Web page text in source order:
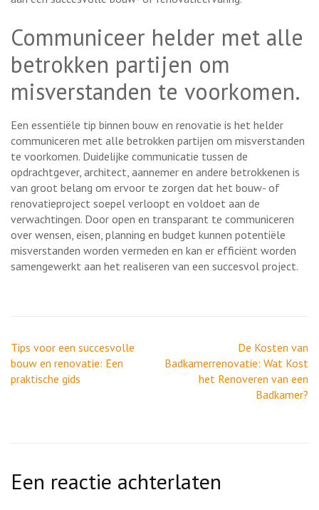
Communiceer helder met alle
betrokken partijen om
misverstanden te voorkomen.
Een essentiële tip binnen bouw en renovatie is het helder
communiceren met alle betrokken partijen om misverstanden
te voorkomen. Duidelijke communicatie tussen de
opdrachtgever, architect, aannemer en andere betrokkenen is
van groot belang om ervoor te zorgen dat het bouw- of
renovatieproject soepel verloopt en voldoet aan de
verwachtingen. Door open en transparant te communiceren
over wensen, eisen, planning en budget kunnen potentiële
misverstanden worden vermeden en kan er efficiënt worden
samengewerkt aan het realiseren van een succesvol project.
Berichtnavigatie
Tips voor een succesvolle
bouw en renovatie: Een
praktische gids
De Kosten van
Badkamerrenovatie: Wat Kost
het Renoveren van een
Badkamer?
Een reactie achterlaten